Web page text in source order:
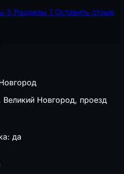
5 Разделы 1 Оставить отзыв
Великий Новгород, проезд
да